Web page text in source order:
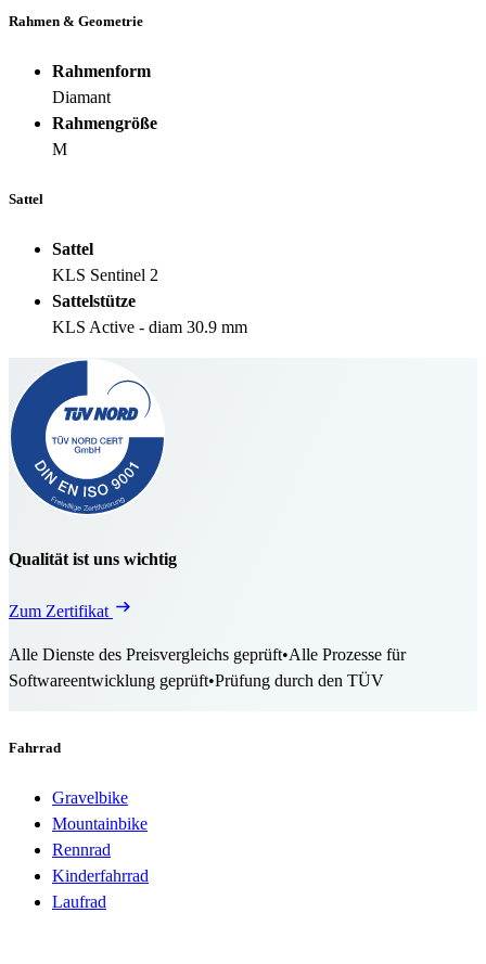
Rahmen & Geometrie
Rahmenform
Diamant
Rahmengröße
M
Sattel
Sattel
KLS Sentinel 2
Sattelstütze
KLS Active - diam 30.9 mm
Qualität ist uns wichtig
Zum Zertifikat
Alle Dienste des Preisvergleichs geprüft•Alle Prozesse für
Softwareentwicklung geprüft•Prüfung durch den TÜV
Fahrrad
Gravelbike
Mountainbike
Rennrad
Kinderfahrrad
Laufrad